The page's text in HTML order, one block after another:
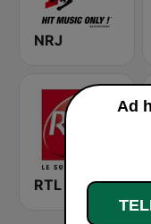
NRJ
RTL 2
Ad